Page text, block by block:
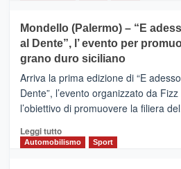
e
messaggi
di
CASTIGLIONE
DI
SICILIA
(Ct)
–
Il
Borgo
Gusto,
il
Mondello (Palermo) – “E
al Dente”, l’ evento per
grano duro siciliano
Arriva la prima edizione di “E
Dente”, l’evento organizzato da
l’obiettivo di promuovere la filiera
Leggi tuttoLeggi
di
Automobilismo Sport